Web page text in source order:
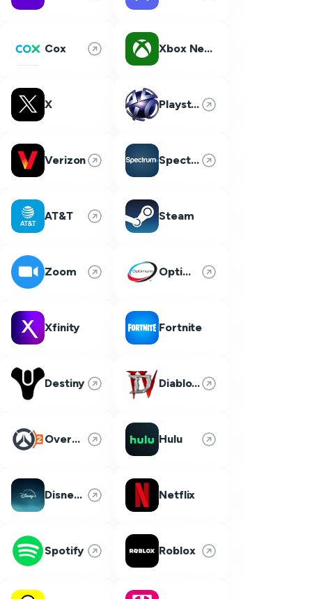
Cox Xbox Network
X Playstation Network
Verizon Spectrum
AT&T Steam
Zoom Optimum
Xfinity Fortnite
Destiny Diablo 4
Overwatch 2 Hulu
Disney Plus Netflix
Spotify Roblox